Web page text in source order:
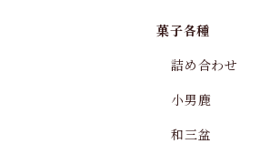
菓子各種
詰め合わせ
小男鹿
和三盆